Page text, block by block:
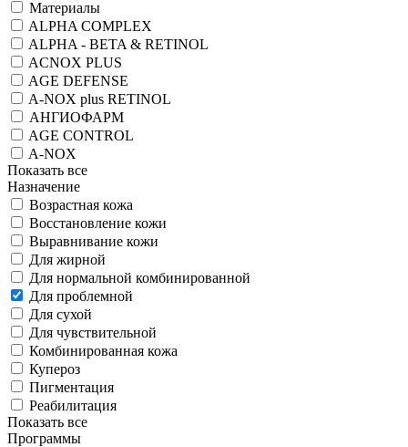
Материалы
ALPHA COMPLEX
ALPHA - BETA & RETINOL
ACNOX PLUS
AGE DEFENSE
A-NOX plus RETINOL
АНГИОФАРМ
AGE CONTROL
A-NOX
Показать все
Назначение
Возрастная кожа
Восстановление кожи
Выравнивание кожи
Для жирной
Для нормальной комбинированной
Для проблемной
Для сухой
Для чувствительной
Комбинированная кожа
Купероз
Пигментация
Реабилитация
Показать все
Программы